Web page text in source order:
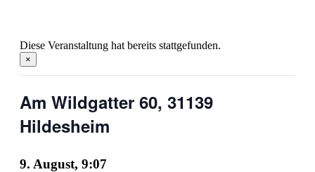
Diese Veranstaltung hat bereits stattgefunden.
×
Am Wildgatter 60, 31139
Hildesheim
9. August, 9:07